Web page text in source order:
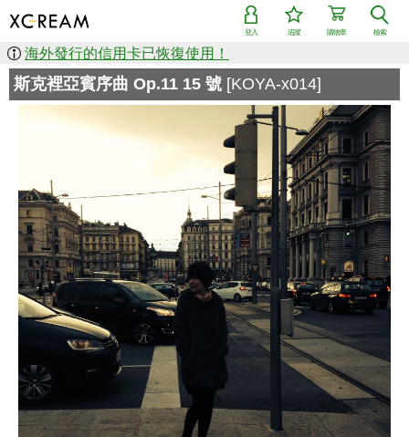
檢索
購物車
追蹤
登入
海外發行的信用卡已恢復使用！
斯克裡亞賓序曲 Op.11 15 號 [KOYA-x014]